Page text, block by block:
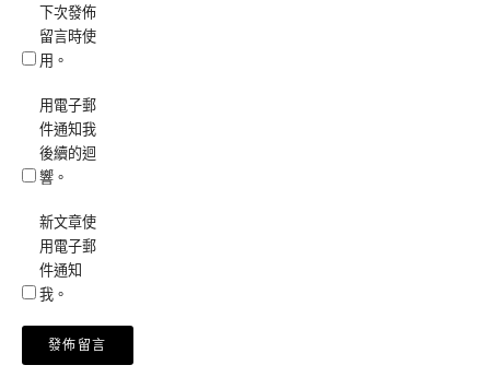
下次發佈
留言時使
用。
用電子郵
件通知我
後續的迴
響。
新文章使
用電子郵
件通知
我。